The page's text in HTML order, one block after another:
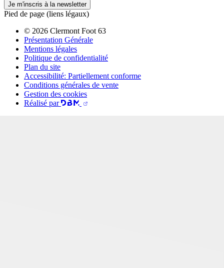
Je m'inscris à la newsletter
Pied de page (liens légaux)
© 2026 Clermont Foot 63
Présentation Générale
Mentions légales
Politique de confidentialité
Plan du site
Accessibilité: Partiellement conforme
Conditions générales de vente
Gestion des cookies
Réalisé par